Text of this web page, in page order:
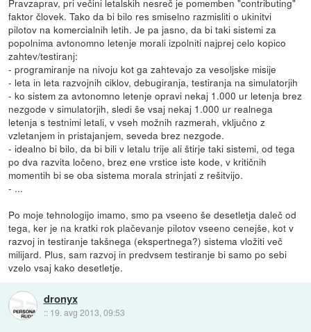
faktor človek. Tako da bi bilo res smiselno razmisliti o ukinitvi
pilotov na komercialnih letih. Je pa jasno, da bi taki sistemi za
popolnima avtonomno letenje morali izpolniti najprej celo kopico
zahtev/testiranj:
- programiranje na nivoju kot ga zahtevajo za vesoljske misije
- leta in leta razvojnih ciklov, debugiranja, testiranja na simulatorjih
- ko sistem za avtonomno letenje opravi nekaj 1.000 ur letenja brez
nezgode v simulatorjih, sledi še vsaj nekaj 1.000 ur realnega
letenja s testnimi letali, v vseh možnih razmerah, vključno z
vzletanjem in pristajanjem, seveda brez nezgode.
- idealno bi bilo, da bi bili v letalu trije ali štirje taki sistemi, od tega
po dva razvita ločeno, brez ene vrstice iste kode, v kritičnih
momentih bi se oba sistema morala strinjati z rešitvijo.
- ...
Po moje tehnologijo imamo, smo pa vseeno še desetletja daleč od
tega, ker je na kratki rok plačevanje pilotov vseeno cenejše, kot v
razvoj in testiranje takšnega (ekspertnega?) sistema vložiti več
milijard. Plus, sam razvoj in predvsem testiranje bi samo po sebi
vzelo vsaj kako desetletje.
dronyx
:: 19. avg 2013, 09:53